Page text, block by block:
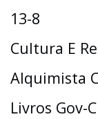
13-8
Cultura E
Alquimista
Livros Gov-